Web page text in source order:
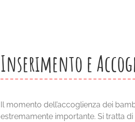
Inserimento e
Il momento dell’accoglienza dei
estremamente importante. Si tratta